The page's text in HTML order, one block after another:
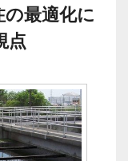
最適化に
点